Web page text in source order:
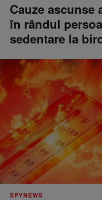
Cauze
în rândul
sedentare la
SPYNEWS